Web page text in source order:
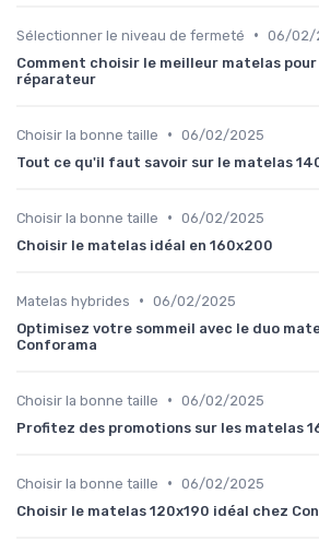
Sélectionner le niveau de fermeté • 06/02/
Comment choisir le meilleur matelas pour
réparateur
Choisir la bonne taille • 06/02/2025
Tout ce qu'il faut savoir sur le matelas
Choisir la bonne taille • 06/02/2025
Choisir le matelas idéal en 160x200
Matelas hybrides • 06/02/2025
Optimisez votre sommeil avec le duo
Conforama
Choisir la bonne taille • 06/02/2025
Profitez des promotions sur les matelas
Choisir la bonne taille • 06/02/2025
Choisir le matelas 120x190 idéal chez